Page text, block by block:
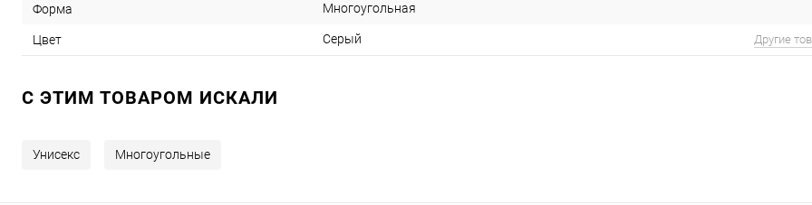
Форма Многоугольная
Цвет Серый Другие
C ЭТИМ ТОВАРОМ ИСКАЛИ
Унисекс Многоугольные